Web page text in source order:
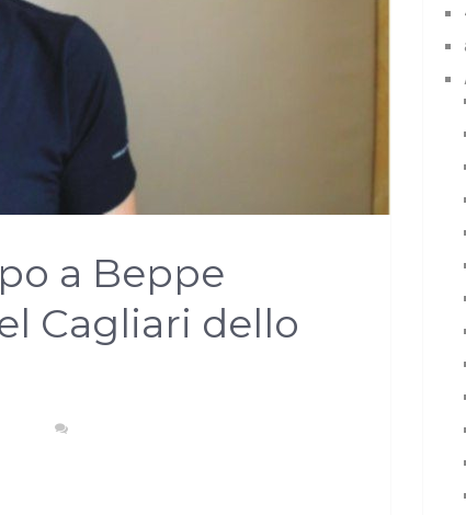
a Beppe
Cagliari dello